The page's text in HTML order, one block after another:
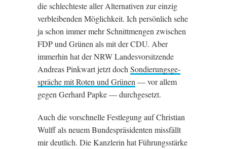
die schlech­t­este aller Altern­at­iven zur ein­zig
verbleibenden Mög­lich­keit. Ich per­sön­lich sehe
ja schon immer mehr Schnittmen­gen zwis­chen
FDPund Grün­en als mit derCDU. Aber
immer­hin hat derNRWLandes­vorsitzende
Andreas Pink­wart jet­zt doch Son­dier­ungs­ge­
spräche mit Roten und Grün­en — vor allem
gegen Ger­hard Pap­ke — durchgesetzt.
Auch die vorschnelle Festle­gung auf Chris­ti­an
Wulff als neuem Bunde­spräsid­en­ten miss­fällt
mir deut­lich. Die Kan­z­ler­in hat Führungsstärke